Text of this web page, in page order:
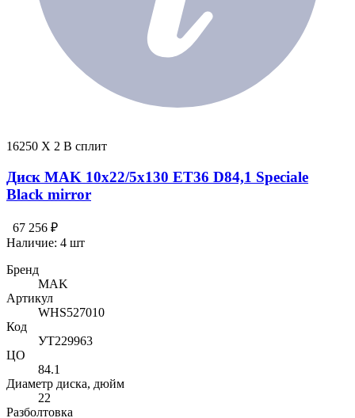
16250 X 2 В сплит
Диск MAK 10x22/5x130 ET36 D84,1 Speciale
Black mirror
67 256 ₽
Наличие: 4 шт
Бренд
MAK
Артикул
WHS527010
Код
УТ229963
ЦО
84.1
Диаметр диска, дюйм
22
Разболтовка